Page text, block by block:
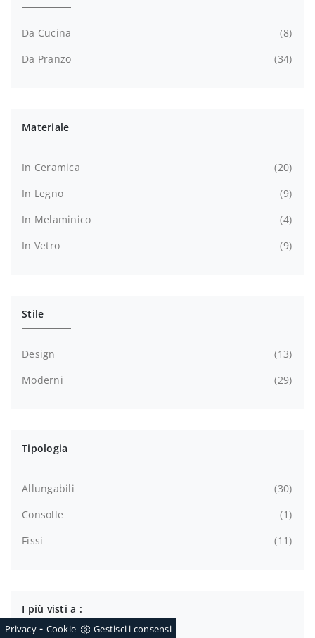
Da Cucina
8
Da Pranzo
34
Materiale
In Ceramica
20
In Legno
9
In Melaminico
4
In Vetro
9
Stile
Design
13
Moderni
29
Tipologia
Allungabili
30
Consolle
1
Fissi
11
I più visti a :
Privacy- Cookie Gestisci i consensi